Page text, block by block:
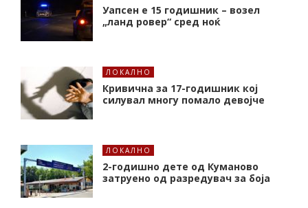
Уапсен е 15 годишник – возел
„ланд ровер“ сред ноќ
ЛОКАЛНО
Кривична за 17-годишник кој
силувал многу помало девојче
ЛОКАЛНО
2-годишно дете од Куманово
затруено од разредувач за боја